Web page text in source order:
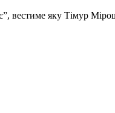
вестиме яку Тімур